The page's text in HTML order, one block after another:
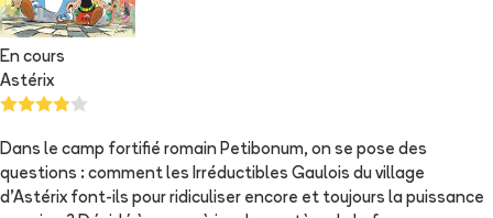
En cours
Astérix
Dans le camp fortifié romain Petibonum, on se pose des
questions : comment les Irréductibles Gaulois du village
d’Astérix font-ils pour ridiculiser encore et toujours la puissance